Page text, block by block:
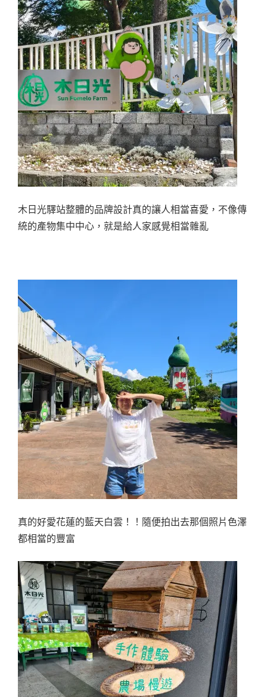
木日光驛站整體的品牌設計真的讓人相當喜愛，不像傳
統的產物集中中心，就是給人家感覺相當雜亂
真的好愛花蓮的藍天白雲！！隨便拍出去那個照片色澤
都相當的豐富